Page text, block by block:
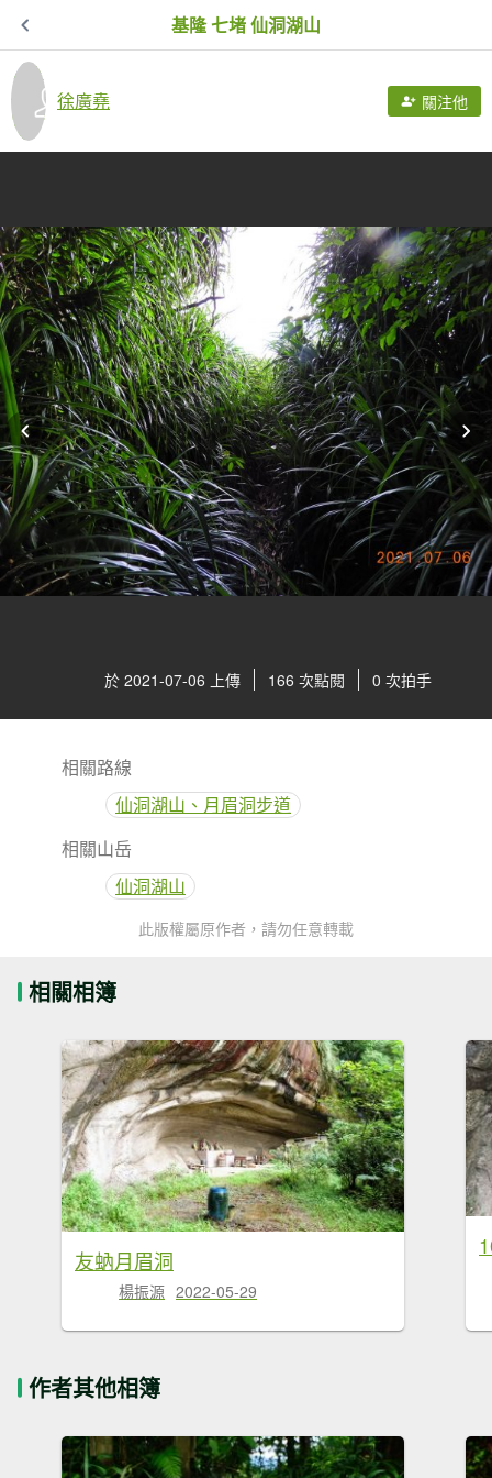
基隆 七堵 仙洞湖山
徐廣堯 關注他
於 2021-07-06 上傳 166 次點閱 0 次拍手
相關路線
仙洞湖山、月眉洞步道
相關山岳
仙洞湖山
此版權屬原作者，請勿任意轉載
相關相簿
友蚋月眉洞
楊振源 2022-05-29
作者其他相簿